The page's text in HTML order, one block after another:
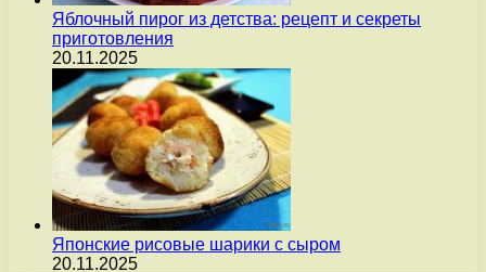
Яблочный пирог из детства: рецепт и секреты
приготовления
20.11.2025
Японские рисовые шарики с сыром
20.11.2025